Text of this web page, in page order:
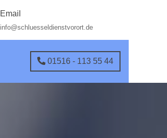
Email
info@schluesseldienstvorort.de
01516 - 113 55 44